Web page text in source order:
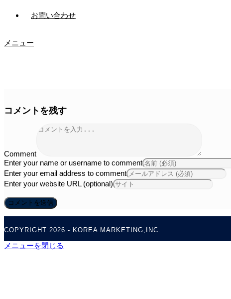
お問い合わせ
メニュー
コメントを残す
Comment
Enter your name or username to comment
Enter your email address to comment
Enter your website URL (optional)
COPYRIGHT 2026 - KOREA MARKETING,INC.
メニューを閉じる